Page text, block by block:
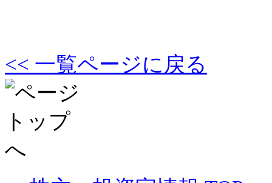
<< 一覧ページに戻る